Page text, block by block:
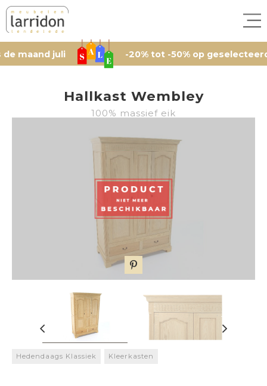
juli -20% tot -50% op geselecteerde
Hallkast Wembley
100% massief eik
Hedendaags Klassiek Kleerkasten